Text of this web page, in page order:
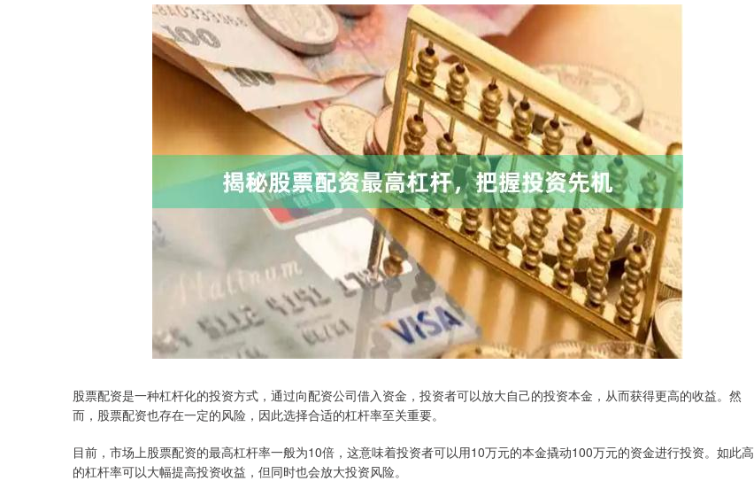
股票配资是一种杠杆化的投资方式，通过向配资公司借入资金，投资者可以放大自己的投资本金，从而获得更高的收益。然
而，股票配资也存在一定的风险，因此选择合适的杠杆率至关重要。
目前，市场上股票配资的最高杠杆率一般为10倍，这意味着投资者可以用10万元的本金撬动100万元的资金进行投资。如此高
的杠杆率可以大幅提高投资收益，但同时也会放大投资风险。